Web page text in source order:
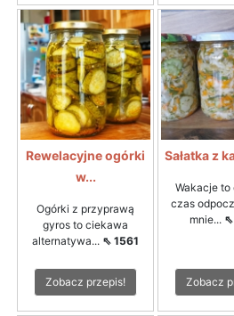
Rewelacyjne ogórki
w...
Ogórki z przyprawą
gyros to ciekawa
alternatywa... ⇖ 1561
Zobacz przepis!
Sałatka z
Wakacje to
czas
mnie... ⇖
Zobacz